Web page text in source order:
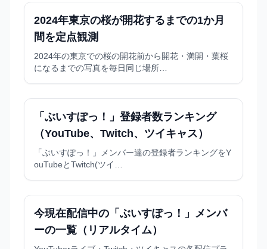
2024年東京の桜が開花するまでの1か月
間を定点観測
2024年の東京での桜の開花前から開花・満開・葉桜
になるまでの写真を毎日同じ場所…
「ぶいすぽっ！」登録者数ランキング
（YouTube、Twitch、ツイキャス）
「ぶいすぽっ！」メンバー達の登録者ランキングをY
ouTubeとTwitch(ツイ…
今現在配信中の「ぶいすぽっ！」メンバ
ーの一覧（リアルタイム）